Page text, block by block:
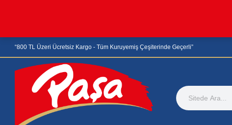
“800 TL Üzeri Ücretsiz Kargo - Tüm Kuruyemiş Çeşiterinde Geçerli”